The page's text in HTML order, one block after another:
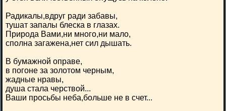
Радикалы,вдруг ради забавы,
тушат запалы блеска в глазах.
Природа Вами,ни много,ни мало,
сполна загажена,нет сил дышать.
В бумажной оправе,
в погоне за золотом черным,
жадные нравы,
душа стала черствой...
Ваши просьбы неба,больше не в счет...